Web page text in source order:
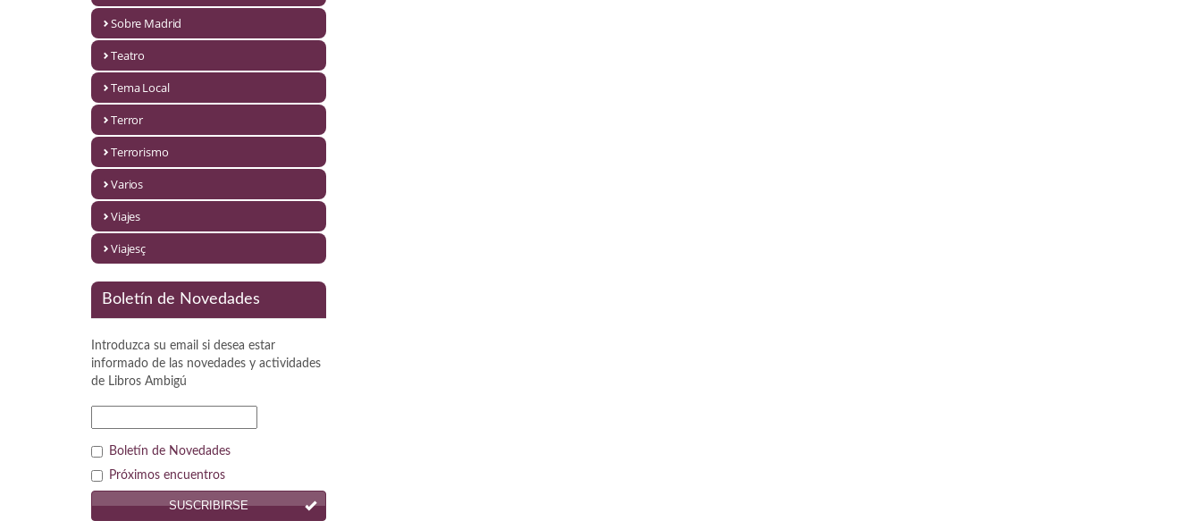
Papás, Mamás, Bebés...
Papás, Mamás, Bebés…
Psicología. Educación
Segunda Guerra Mundial
Sobre Madrid
Teatro
Tema Local
Terror
Terrorismo
Varios
Viajes
Viajesç
Boletín de Novedades
Introduzca su email si desea estar
informado de las novedades y actividades
de Libros Ambigú
Boletín de Novedades
Próximos encuentros
SUSCRIBIRSE